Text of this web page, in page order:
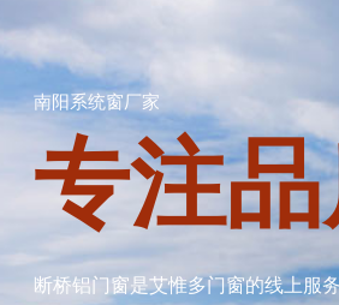
南阳系统窗厂家
专注
断桥铝门窗是艾惟多门窗的线上服